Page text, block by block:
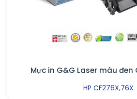
Mực in G&G Laser màu đen
HP CF276X,76X